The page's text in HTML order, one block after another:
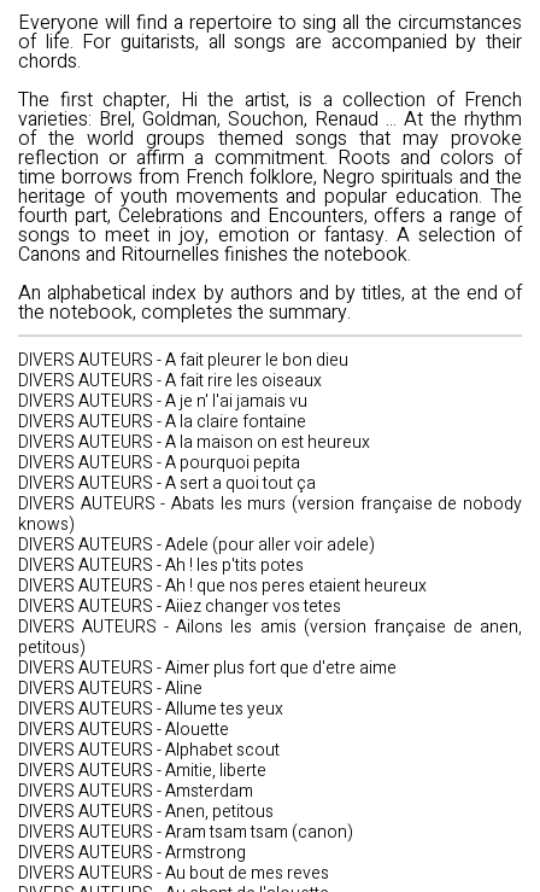
Everyone will find a repertoire to sing all the circumstances
of life. For guitarists, all songs are accompanied by their
chords.
The first chapter, Hi the artist, is a collection of French
varieties: Brel, Goldman, Souchon, Renaud ... At the rhythm
of the world groups themed songs that may provoke
reflection or affirm a commitment. Roots and colors of
time borrows from French folklore, Negro spirituals and the
heritage of youth movements and popular education. The
fourth part, Celebrations and Encounters, offers a range of
songs to meet in joy, emotion or fantasy. A selection of
Canons and Ritournelles finishes the notebook.
An alphabetical index by authors and by titles, at the end of
the notebook, completes the summary.
DIVERS AUTEURS - A fait pleurer le bon dieu
DIVERS AUTEURS - A fait rire les oiseaux
DIVERS AUTEURS - A je n' l'ai jamais vu
DIVERS AUTEURS - A la claire fontaine
DIVERS AUTEURS - A la maison on est heureux
DIVERS AUTEURS - A pourquoi pepita
DIVERS AUTEURS - A sert a quoi tout ça
DIVERS AUTEURS - Abats les murs (version française de nobody
knows)
DIVERS AUTEURS - Adele (pour aller voir adele)
DIVERS AUTEURS - Ah ! les p'tits potes
DIVERS AUTEURS - Ah ! que nos peres etaient heureux
DIVERS AUTEURS - Aiiez changer vos tetes
DIVERS AUTEURS - Ailons les amis (version française de anen,
petitous)
DIVERS AUTEURS - Aimer plus fort que d'etre aime
DIVERS AUTEURS - Aline
DIVERS AUTEURS - Allume tes yeux
DIVERS AUTEURS - Alouette
DIVERS AUTEURS - Alphabet scout
DIVERS AUTEURS - Amitie, liberte
DIVERS AUTEURS - Amsterdam
DIVERS AUTEURS - Anen, petitous
DIVERS AUTEURS - Aram tsam tsam (canon)
DIVERS AUTEURS - Armstrong
DIVERS AUTEURS - Au bout de mes reves